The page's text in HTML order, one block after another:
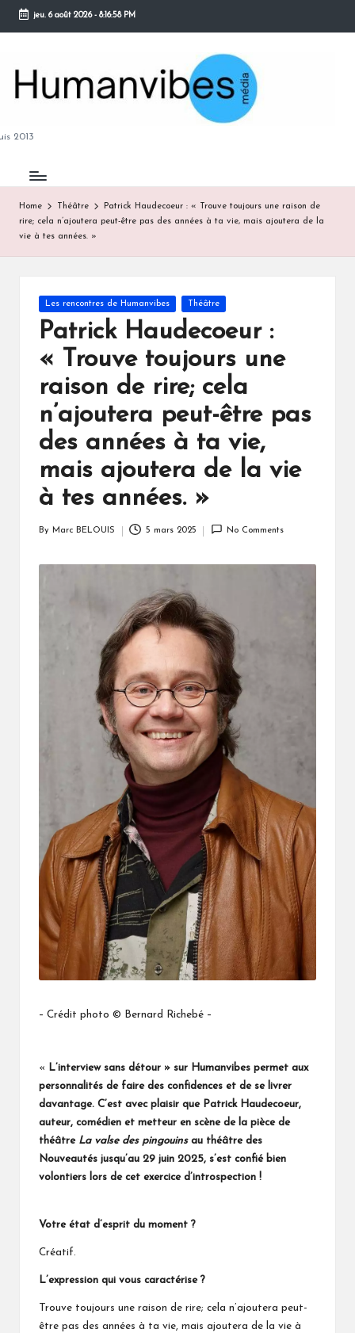
Skip
content
jeu. 6 août 2026- 8:16:59 PM
2013
Home Théâtre
Patrick Haudecoeur : « Trouve toujours une raison de
rire; cela n’ajoutera peut-être pas des années à ta vie, mais ajoutera de la
vie à tes années. »
Posted
in
Les rencontres de Humanvibes Théâtre
Patrick Haudecoeur :
« Trouve toujours une
raison de rire; cela
n’ajoutera peut-être pas
des années à ta vie,
mais ajoutera de la vie
à tes années. »
By Marc BELOUIS 5 mars 2025 No Comments
– Crédit photo © Bernard Richebé –
«
L’interview sans détour » sur Humanvibes permet aux
personnalités de faire des confidences et de se livrer
davantage. C’est avec plaisir que Patrick Haudecoeur,
auteur, comédien et metteur en scène de la pièce de
théâtre La valse des pingouinsau théâtre des
Nouveautés jusqu’au 29 juin 2025, s’est confié bien
volontiers lors de cet exercice d’introspection !
Votre état d’esprit du moment ?
Créatif.
L’expression qui vous caractérise ?
Trouve toujours une raison de rire; cela n’ajoutera peut-
être pas des années à ta vie, mais ajoutera de la vie à